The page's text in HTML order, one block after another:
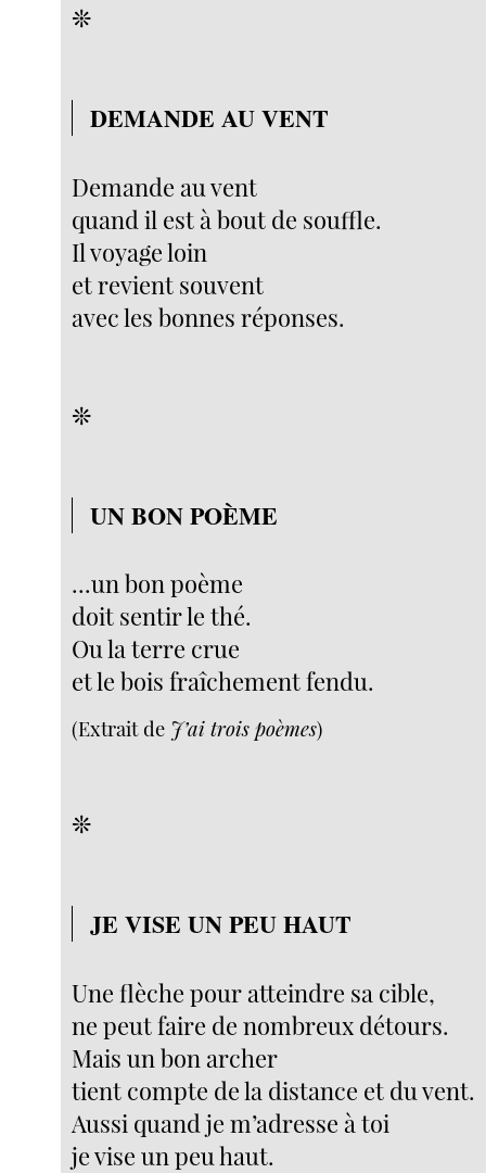
❊
DEMANDE AU VENT
Demande au vent
quand il est à bout de souffle.
Il voyage loin
et revient souvent
avec les bonnes réponses.
❊
UN BON POÈME
...un bon poème
doit sentir le thé.
Ou la terre crue
et le bois fraîchement fendu.
(Extrait de J’ai trois poèmes)
❊
JE VISE UN PEU HAUT
Une flèche pour atteindre sa cible,
ne peut faire de nombreux détours.
Mais un bon archer
tient compte de la distance et du vent.
Aussi quand je m’adresse à toi
je vise un peu haut.